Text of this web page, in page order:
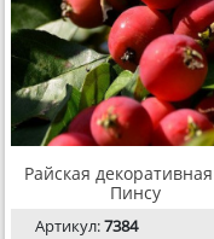
Райская
Пинсу
Артикул:7384